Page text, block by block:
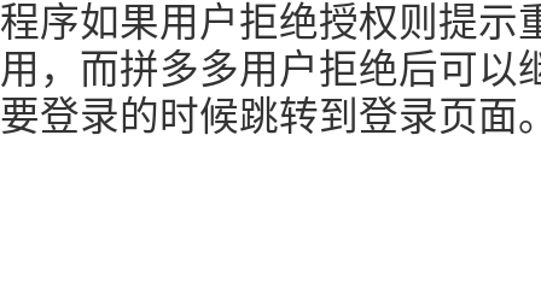
程序如果用户拒绝授权则提示
用，而拼多多用户拒绝后可以
要登录的时候跳转到登录页面